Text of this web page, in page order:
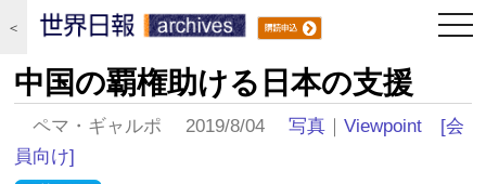
＜
中国の覇権助ける日本の支援
ペマ・ギャルポ 2019/8/04写真 ｜Viewpoint
[会
員向け]